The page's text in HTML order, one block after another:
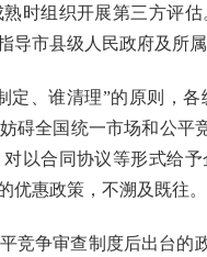
时组织开展第三方评
导市县级人民政府及所
定、谁清理”的原则，
碍全国统一市场和公
以合同协议等形式给
优惠政策，不溯及既往。
竞争审查制度后出台